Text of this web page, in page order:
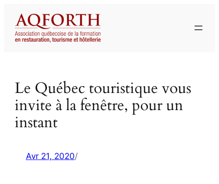
contenu
Le Québec touristique vous
invite à la fenêtre, pour un
instant
Avr 21, 2020/